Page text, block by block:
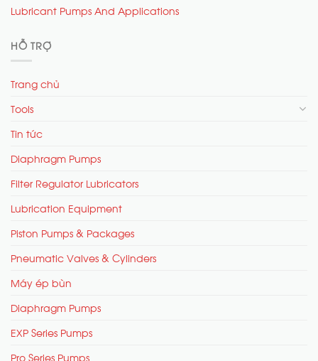
Lubricant Pumps And Applications
HỖ TRỢ
Trang chủ
Tools
Tin tức
Diaphragm Pumps
Filter Regulator Lubricators
Lubrication Equipment
Piston Pumps & Packages
Pneumatic Valves & Cylinders
Máy ép bùn
Diaphragm Pumps
EXP Series Pumps
Pro Series Pumps